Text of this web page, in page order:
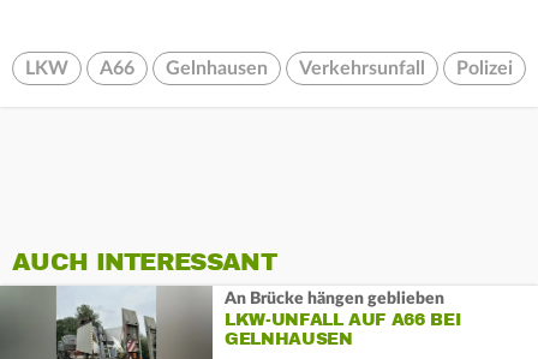
LKW A66 Gelnhausen Verkehrsunfall Polizei
AUCH INTERESSANT
An Brücke hängen geblieben
LKW-UNFALL AUF A66 BEI
GELNHAUSEN